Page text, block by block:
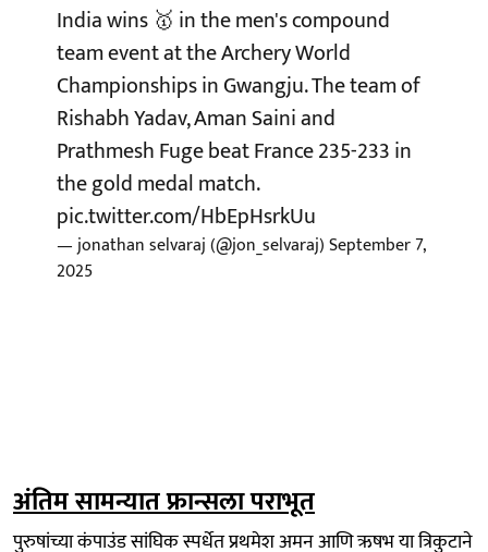
India wins 🥇 in the men's compound
team event at the Archery World
Championships in Gwangju. The team of
Rishabh Yadav, Aman Saini and
Prathmesh Fuge beat France 235-233 in
the gold medal match.
pic.twitter.com/HbEpHsrkUu
— jonathan selvaraj (@jon_selvaraj)September 7,
2025
अंतिम सामन्यात फ्रान्सला पराभूत
पुरुषांच्या कंपाउंड सांघिक स्पर्धेत प्रथमेश अमन आणि ऋषभ या त्रिकुटाने